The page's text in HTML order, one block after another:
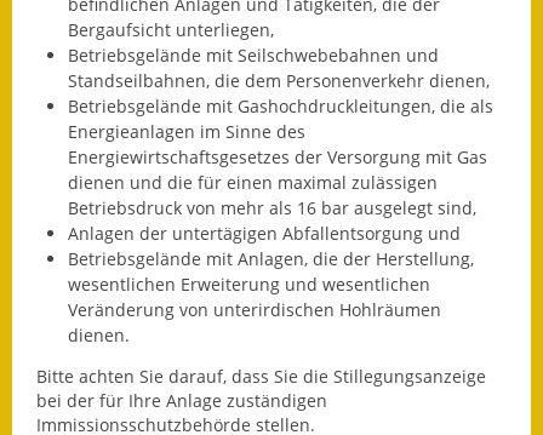
Sitzungsberichte 2015
Sitzungsberichte 2016
Sitzungsberichte 2017
Sitzungsberichte 2018
Sitzungsberichte 2019
Sitzungsberichte 2020
Haushalt & Finanzen
Bergaufsicht unterliegen,
Betriebsgelände mit Seilschwebebahnen und
Standseilbahnen, die dem Personenverkehr dienen,
Betriebsgelände mit Gashochdruckleitungen, die als
Energieanlagen im Sinne des
Energiewirtschaftsgesetzes der Versorgung mit Gas
dienen und die für einen maximal zulässigen
Betriebsdruck von mehr als 16 bar ausgelegt sind,
Anlagen der untertägigen Abfallentsorgung und
Betriebsgelände mit Anlagen, die der Herstellung,
wesentlichen Erweiterung und wesentlichen
Veränderung von unterirdischen Hohlräumen
dienen.
Bitte achten Sie darauf, dass Sie die Stillegungsanzeige
bei der für Ihre Anlage zuständigen
Immissionsschutzbehörde stellen.